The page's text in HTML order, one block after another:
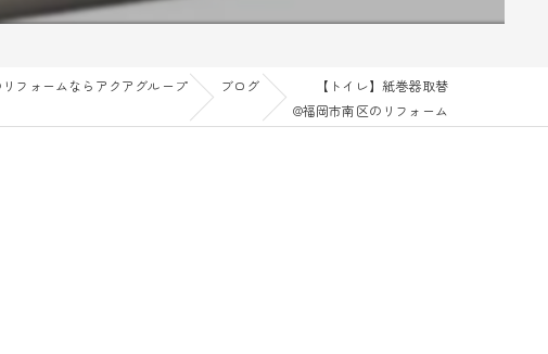
フォームならアクアグループ ブログ
【トイレ】紙巻器取替
@福岡市南区のリフォーム